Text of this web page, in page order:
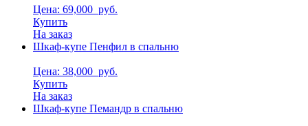
Цена: 69,000 руб.
Купить
На заказ
Шкаф-купе Пенфил в спальню
Цена: 38,000 руб.
Купить
На заказ
Шкаф-купе Пемандр в спальню